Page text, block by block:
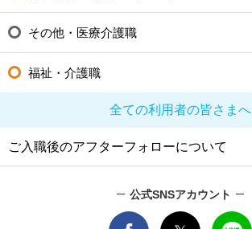
その他・医療介護職
福祉・介護職
全ての利用者の皆さまへ
ご入職後のアフターフォローについて
公式SNSアカウント